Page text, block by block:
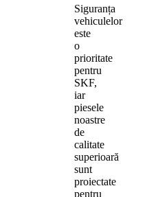
Siguranța
vehiculelor
este
o
prioritate
pentru
SKF,
iar
piesele
noastre
de
calitate
superioară
sunt
proiectate
pentru